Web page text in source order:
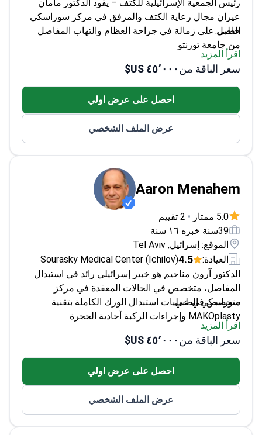
رئيس الجمعية الإسرائيلية للكتف – يقود الدكتور مامان
عيران مجال رعاية الكتف والمرفق في مركز سوراسكي
الطبي.
حاصل على زمالة في جراحة العظام والتهاب المفاصل
من جامعة تورنتو
متخصص في إصلاح الكفة المدورة وعمليات استبدال
الكتف
خبير في العلاجات الجراحية والمحافظة لخلع الكتف
تخرج مع مرتبة الشرف من جامعة بن غوريون
نشر في مجلات علمية وطبية حول موضوعات جراحة
اقرأ المزيد
سعر الباقة من٤٥٬٠٠٠ US$
احصل على عرض اولي
عرض الملف الشخصي
Aaron Menahem
5.0 ممتاز •
39سنة خبره ١٦ سنة
الموقع: إسرائيل, Tel Aviv
العيادة:
4.5
Sourasky Medical Center (Ichilov)
الدكتور آرون مناحيم هو خبير إسرائيلي رائد في استبدال
المفاصل، متخصص في الحالات المعقدة في مركز
سوراسكي الطبي.
متخصص في عمليات استبدال الورك الكاملة بتقنية
MAKOplasty وإجراءات الركبة أحادية الحجرة
سمعة عالمية في علاج التهاب المفاصل والتهاب العظم
والنقي
يشارك بنشاط في الأبحاث الأورثوبيدية لتطوير العلاجات
اقرأ المزيد
سعر الباقة من٤٥٬٠٠٠ US$
احصل على عرض اولي
عرض الملف الشخصي